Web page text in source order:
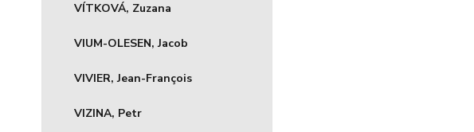
VÍTKOVÁ, Zuzana
VIUM-OLESEN, Jacob
VIVIER, Jean-François
VIZINA, Petr